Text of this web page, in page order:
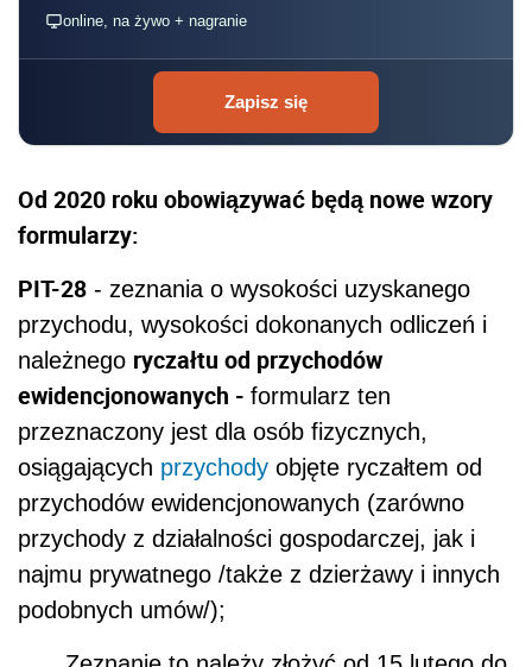
online, na żywo + nagranie
Zapisz się
Od 2020 roku obowiązywać będą nowe wzory
formularzy:
PIT-28 - zeznania o wysokości uzyskanego
przychodu, wysokości dokonanych odliczeń i
należnego ryczałtu od przychodów
ewidencjonowanych - formularz ten
przeznaczony jest dla osób fizycznych,
osiągających przychody objęte ryczałtem od
przychodów ewidencjonowanych (zarówno
przychody z działalności gospodarczej, jak i
najmu prywatnego /także z dzierżawy i innych
podobnych umów/);